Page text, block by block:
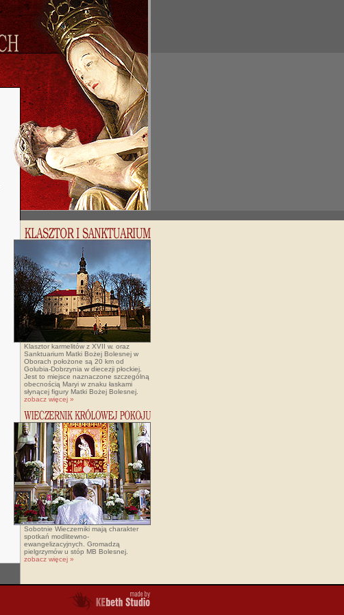
Klasztor karmelitów z XVII w. oraz
Sanktuarium Matki Bożej Bolesnej w
Oborach położone są 20 km od
Golubia-Dobrzynia w diecezji płockiej.
Jest to miejsce naznaczone szczególną
obecnością Maryi w znaku łaskami
słynącej figury Matki Bożej Bolesnej.
zobacz więcej »
Sobotnie Wieczerniki mają charakter
spotkań modlitewno-
ewangelizacyjnych. Gromadzą
pielgrzymów u stóp MB Bolesnej.
zobacz więcej »